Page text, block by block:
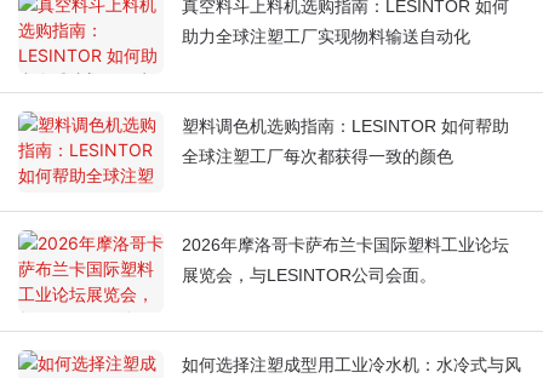
真空料斗上料机选购指南：LESINTOR 如何
助力全球注塑工厂实现物料输送自动化
塑料调色机选购指南：LESINTOR 如何帮助
全球注塑工厂每次都获得一致的颜色
2026年摩洛哥卡萨布兰卡国际塑料工业论坛
展览会，与LESINTOR公司会面。
如何选择注塑成型用工业冷水机：水冷式与风